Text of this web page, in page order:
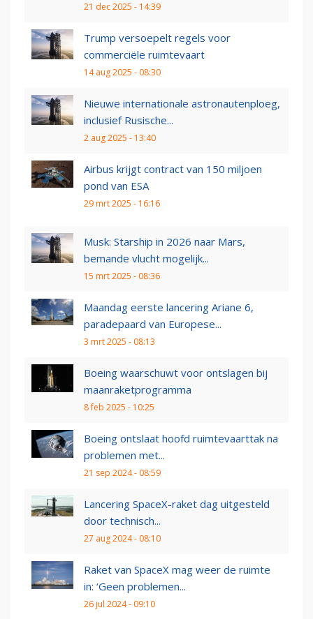
21 dec 2025 - 14:39
Trump versoepelt regels voor
commerciële ruimtevaart
14 aug 2025 - 08:30
Nieuwe internationale astronautenploeg,
inclusief Rusische...
2 aug 2025 - 13:40
Airbus krijgt contract van 150 miljoen
pond van ESA
29 mrt 2025 - 16:16
Musk: Starship in 2026 naar Mars,
bemande vlucht mogelijk...
15 mrt 2025 - 08:36
Maandag eerste lancering Ariane 6,
paradepaard van Europese...
3 mrt 2025 - 08:13
Boeing waarschuwt voor ontslagen bij
maanraketprogramma
8 feb 2025 - 10:25
Boeing ontslaat hoofd ruimtevaarttak na
problemen met...
21 sep 2024 - 08:59
Lancering SpaceX-raket dag uitgesteld
door technisch...
27 aug 2024 - 08:10
Raket van SpaceX mag weer de ruimte
in: ‘Geen problemen...
26 jul 2024 - 09:10